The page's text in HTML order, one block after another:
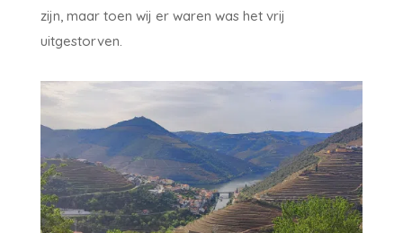
zijn, maar toen wij er waren was het vrij
uitgestorven.